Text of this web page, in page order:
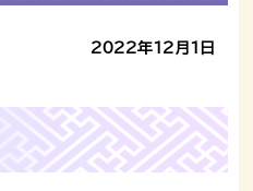
2022年12月1日